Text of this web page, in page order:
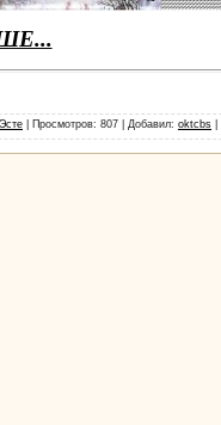
Просмотров: 807 | Добавил: oktcbs